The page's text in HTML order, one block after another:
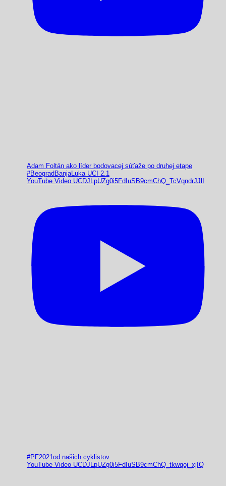
Adam Foltán ako líder bodovacej súťaže po druhej etape
#BeogradBanjaLuka UCI 2.1
YouTube Video UCDJLpUZg0i5FdIuSB9cmChQ_TcVqndrJJlI
#PF2021od našich cyklistov
YouTube Video UCDJLpUZg0i5FdIuSB9cmChQ_tkwqoj_xjIQ